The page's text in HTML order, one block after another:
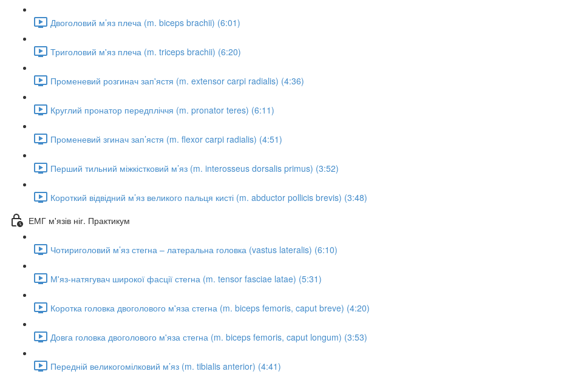
Двоголовий м’яз плеча (m. biceps brachii) (6:01)
Триголовий м'яз плеча (m. triceps brachii) (6:20)
Променевий розгинач зап'ястя (m. extensor carpi radialis) (4:36)
Круглий пронатор передпліччя (m. pronator teres) (6:11)
Променевий згинач зап’ястя (m. flexor carpi radialis) (4:51)
Перший тильний міжкістковий м’яз (m. interosseus dorsalis primus) (3:52)
Короткий відвідний м’яз великого пальця кисті (m. abductor pollicis brevis) (3:48)
ЕМГ м'язів ніг. Практикум
Чотириголовий м’яз стегна – латеральна головка (vastus lateralis) (6:10)
М'яз-натягувач широкої фасції стегна (m. tensor fasciae latae) (5:31)
Коротка головка двоголового м'яза стегна (m. biceps femoris, caput breve) (4:20)
Довга головка двоголового м'яза стегна (m. biceps femoris, caput longum) (3:53)
Передній великогомілковий м’яз (m. tibialis anterior) (4:41)